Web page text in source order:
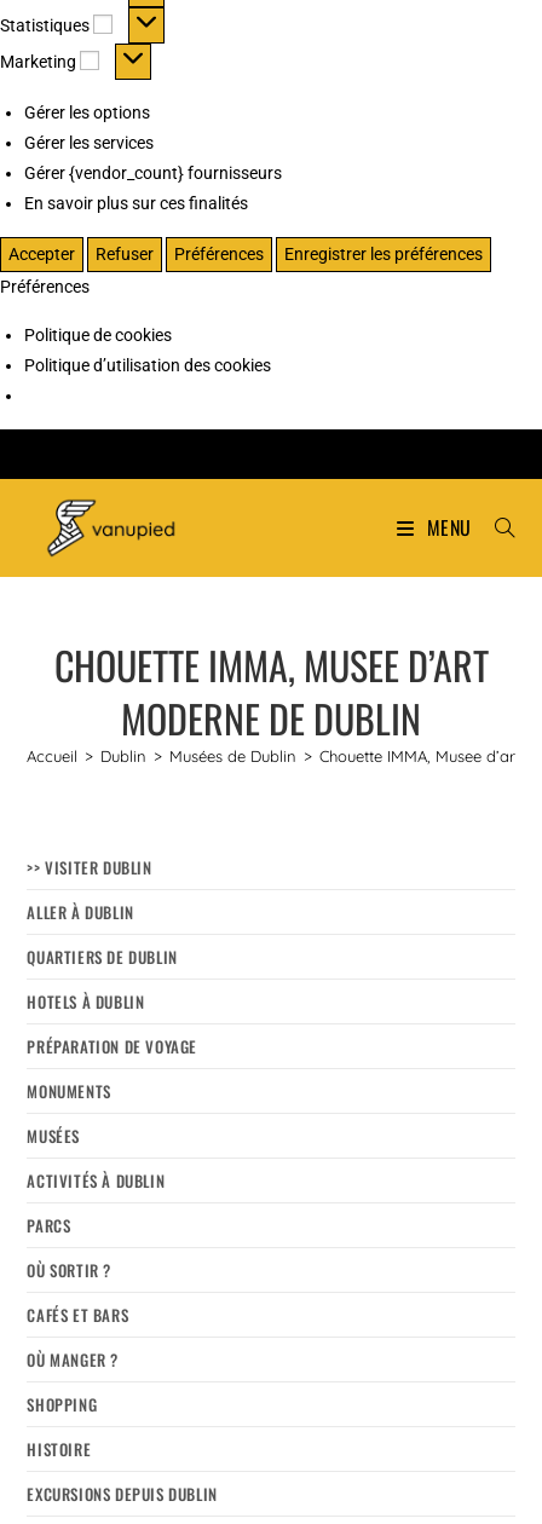
Statistiques Statistiques
Marketing Marketing
Gérer les options
Gérer les services
Gérer {vendor_count} fournisseurs
En savoir plus sur ces finalités
Accepter Refuser Préférences
Enregistrer les préférences
Préférences
Politique de cookies
Politique d’utilisation des cookies
MENU
CHOUETTE IMMA, MUSEE D’ART
MODERNE DE DUBLIN
Accueil > Dublin > Musées de Dublin > Chouette IMMA, Musee d’art
>> VISITER DUBLIN
ALLER À DUBLIN
QUARTIERS DE DUBLIN
HOTELS À DUBLIN
PRÉPARATION DE VOYAGE
MONUMENTS
MUSÉES
ACTIVITÉS À DUBLIN
PARCS
OÙ SORTIR ?
CAFÉS ET BARS
OÙ MANGER ?
SHOPPING
HISTOIRE
EXCURSIONS DEPUIS DUBLIN